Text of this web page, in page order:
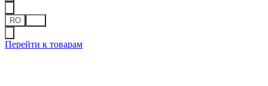
RO
Перейти к товарам